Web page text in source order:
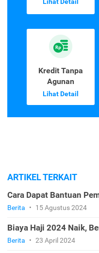
Kredit Tanpa
Agunan
Lihat Detail
ARTIKEL TERKAIT
Cara Dapat Bantuan
Berita • 15 Agustus 2024
Biaya Haji 2024 Naik,
Berita • 23 April 2024